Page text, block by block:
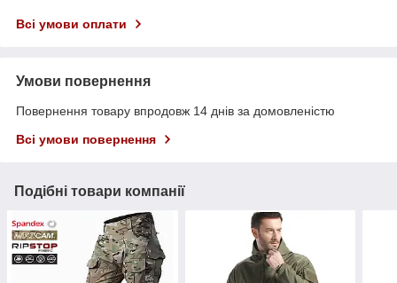
Всі умови оплати
Умови повернення
Повернення товару впродовж 14 днів за домовленістю
Всі умови повернення
Подібні товари компанії